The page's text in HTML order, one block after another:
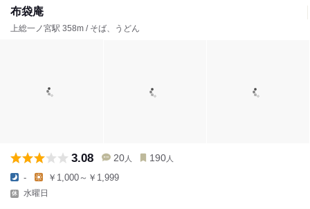
布袋庵
上総一ノ宮駅 358m / そば、うどん
3.08 20 人 190 人
- ￥1,000～￥1,999
水曜日